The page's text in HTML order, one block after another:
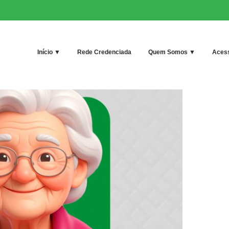
Início ▼ Rede Credenciada Quem Somos ▼